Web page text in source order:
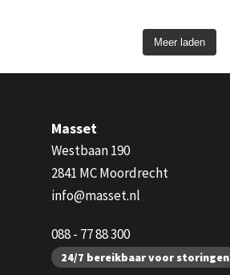
Meer laden
Masset
Westbaan 190
2841 MC Moordrecht
info@masset.nl
088 - 77 88 300
24/7 bereikbaar voor storingen